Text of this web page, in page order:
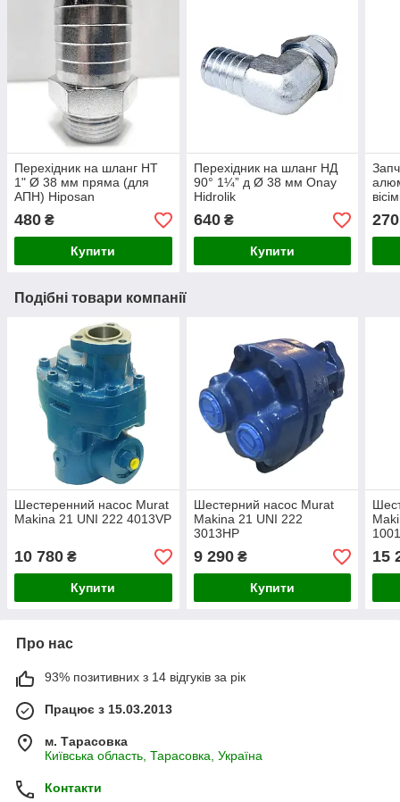
Перехідник на шланг НТ
1" Ø 38 мм пряма (для
АПН) Hiposan
480 ₴
Купити
Перехідник на шланг НД
90° 1¼” д Ø 38 мм Onay
Hidrolik
640₴
Купити
270
Подібні товари компанії
Шестеренний насос Murat
Makina 21 UNI 222 4013VP
10 780 ₴
Купити
Шестерний насос Murat
Makina 21 UNI 222
3013HP
9 290₴
Купити
15
Про нас
93% позитивних з 14 відгуків за рік
Працює з 15.03.2013
м. Тарасовка
Київська область, Тарасовка, Україна
Контакти